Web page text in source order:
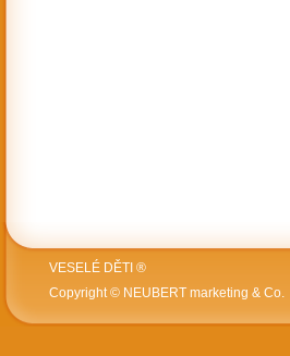
VESELÉ DĚTI ®
Copyright © NEUBERT marketing & Co.